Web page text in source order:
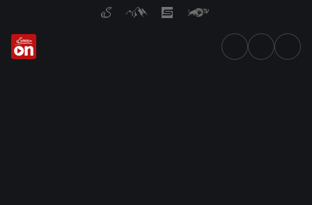
Das aktuelle TV-Programm